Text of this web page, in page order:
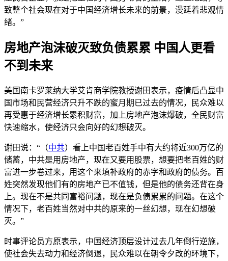
致整个社会现在对于中国经济增长未来的前景，漫延着悲观情
绪。”
房地产泡沫破灭致负债累累 中国人更看
不到未来
美国南卡罗莱纳大学艾肯商学院教授谢田表示，疫情后凸显中
国市场和民营经济只升不跌的蜜月期已过去的情况，民众难以
再受惠于经济增长累积财富，加上房地产泡沫爆破，全民财富
快速缩水，使经济只会向好的幻想破灭。
谢田说：“（中共）看上中国老百姓手中有大约将近300万亿的
储蓄，中共是用房地产，现在又要用股票，想要把老百姓的财
富进一步卷过来，用这个来填补政府的赤字和政府的债务。百
姓突然发现他们有的房地产已不值钱，但是他的债务还背在身
上。现在不是共同富裕问题，现在是负债累累的问题。在这个
情况下，老百姓当然对中共的原来的一丝幻想，现在幻想破
灭。”
时事评论员方原表示，中国经济顶层设计过去几年倒行逆施，
使社会失去动力和经济倒退，民众难以在朝令夕改的环境下，